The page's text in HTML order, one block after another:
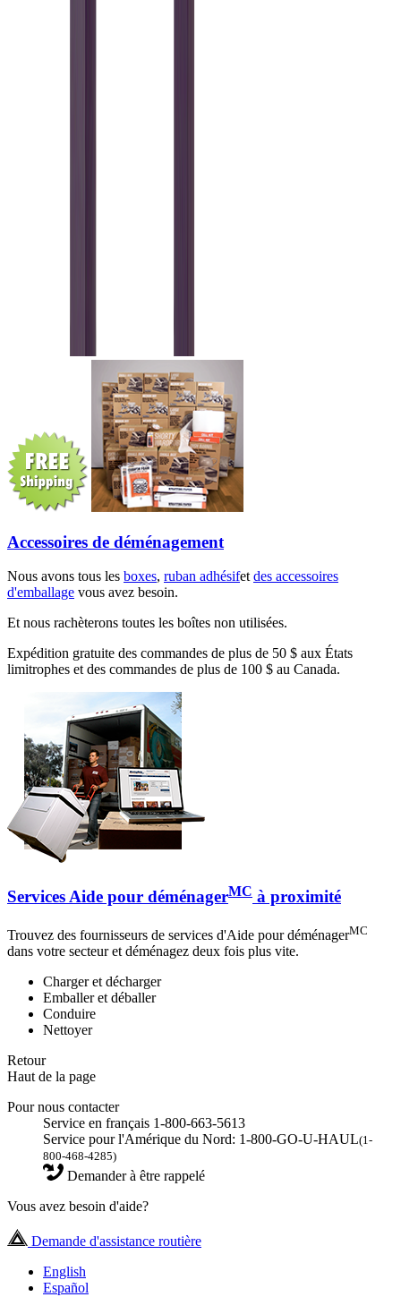
Accessoires de déménagement
Nous avons tous les boxes, ruban adhésifetdes accessoires
d'emballage vous avez besoin.
Et nous rachèterons toutes les boîtes non utilisées.
Expédition gratuite des commandes de plus de 50 $ aux États
limitrophes et des commandes de plus de 100 $ au Canada.
Services Aide pour déménagerMC à proximité
Trouvez des fournisseurs de services d'Aide pour déménagerMC
dans votre secteur et déménagez deux fois plus vite.
Charger et décharger
Emballer et déballer
Conduire
Nettoyer
Retour
Haut de la page
Pour nous contacter
Service en français 1-800-663-5613
Service pour l'Amérique du Nord: 1-800-GO-U-HAUL(1-
800-468-4285)
Demander à être rappelé
Vous avez besoin d'aide?
Demande d'assistance routière
English
Español